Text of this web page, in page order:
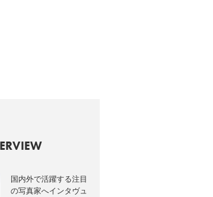
国内外で活躍する注目
の写真家へインタヴュ